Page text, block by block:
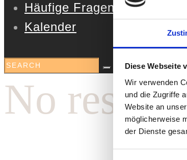
Diese Webseite
Wir verwenden
und die Zugriffe
Website an
möglicherweise
der Dienste
Häufige Fragen
Kalender
No results